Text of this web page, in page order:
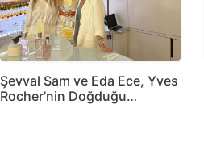
Şevval Sam ve Eda Ece, Yves
Rocher’nin Doğduğu…